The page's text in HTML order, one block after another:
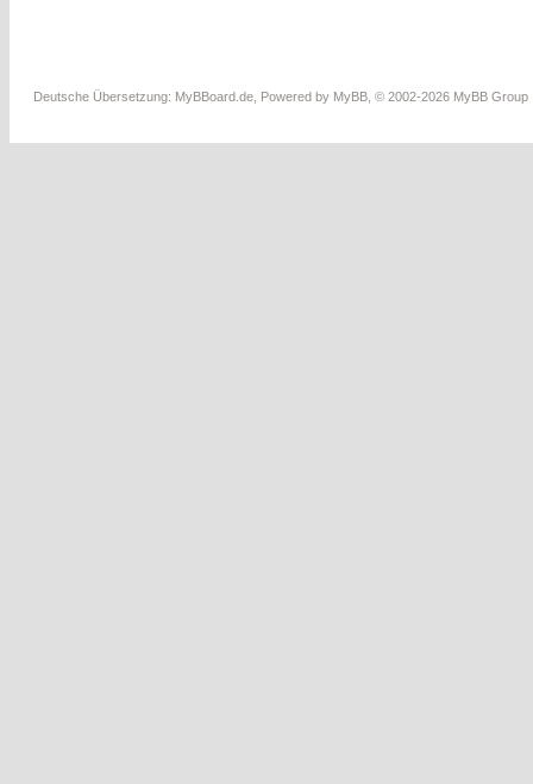
Deutsche Übersetzung: MyBBoard.de , Powered by MyBB , © 2002-2026 MyBB Group